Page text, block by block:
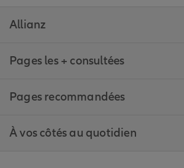
Allianz
Pages les + consultées
Pages recommandées
À vos côtés au quotidien